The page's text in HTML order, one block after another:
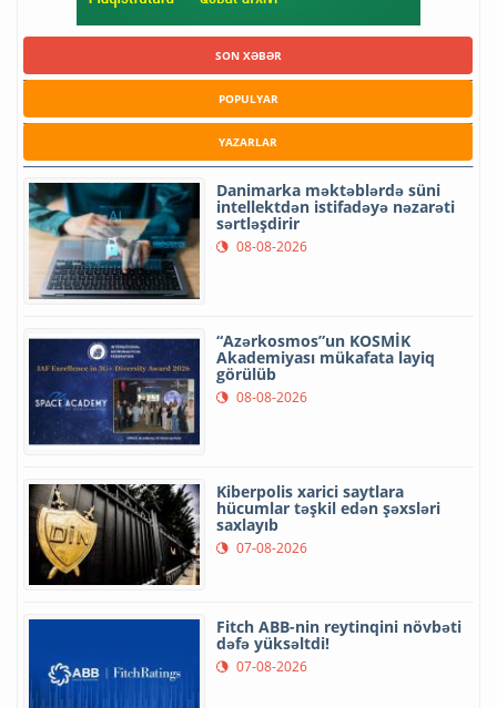
SON XƏBƏR
POPULYAR
YAZARLAR
Danimarka məktəblərdə süni
intellektdən istifadəyə nəzarəti
sərtləşdirir
08-08-2026
“Azərkosmos”un KOSMİK
Akademiyası mükafata layiq
görülüb
08-08-2026
Kiberpolis xarici saytlara
hücumlar təşkil edən şəxsləri
saxlayıb
07-08-2026
Fitch ABB-nin reytinqini növbəti
dəfə yüksəltdi!
07-08-2026